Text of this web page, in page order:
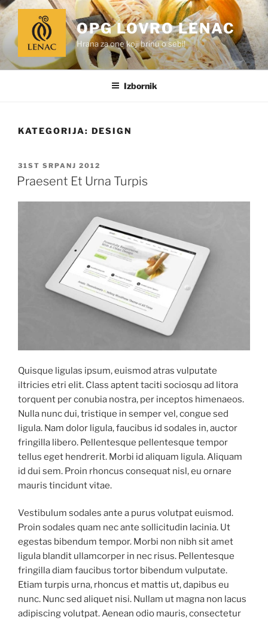
Preskoči
na
sadržaj
OPG LOVRO LENAC
Hrana za one koji brinu o sebi!
Izbornik
KATEGORIJA: DESIGN
OBJAVLJENO
31ST SRPANJ 2012
Praesent Et Urna Turpis
Quisque ligulas ipsum, euismod atras vulputate
iltricies etri elit. Class aptent taciti sociosqu ad litora
torquent per conubia nostra, per inceptos himenaeos.
Nulla nunc dui, tristique in semper vel, congue sed
ligula. Nam dolor ligula, faucibus id sodales in, auctor
fringilla libero. Pellentesque pellentesque tempor
tellus eget hendrerit. Morbi id aliquam ligula. Aliquam
id dui sem. Proin rhoncus consequat nisl, eu ornare
mauris tincidunt vitae.
Vestibulum sodales ante a purus volutpat euismod.
Proin sodales quam nec ante sollicitudin lacinia. Ut
egestas bibendum tempor. Morbi non nibh sit amet
ligula blandit ullamcorper in nec risus. Pellentesque
fringilla diam faucibus tortor bibendum vulputate.
Etiam turpis urna, rhoncus et mattis ut, dapibus eu
nunc. Nunc sed aliquet nisi. Nullam ut magna non lacus
adipiscing volutpat. Aenean odio mauris, consectetur